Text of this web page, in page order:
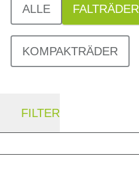
ALLE FALTRÄDER
KOMPAKTRÄDER
FILTER